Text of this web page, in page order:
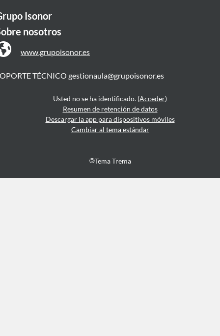
Isonor
nosotros
www.grupoisonor.es
TÉCNICO gestionaula@grupoisonor.es
Usted no se ha identificado. (Acceder)
Resumen de retención de datos
Descargar la app para dispositivos móviles
Cambiar al tema estándar
©Tema Trema